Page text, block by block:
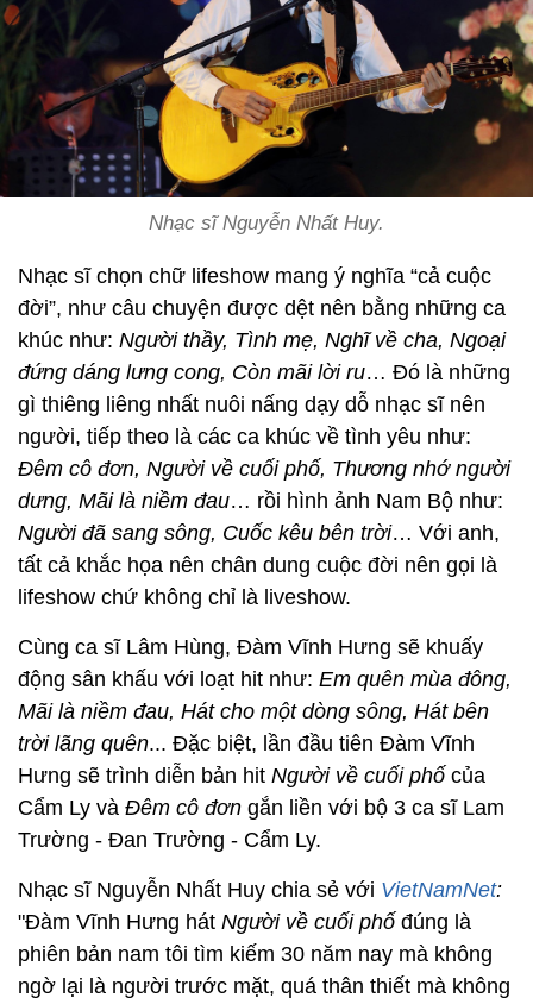
Nhạc sĩ Nguyễn Nhất Huy.
Nhạc sĩ chọn chữ lifeshow mang ý nghĩa “cả cuộc
đời”, như câu chuyện được dệt nên bằng những ca
khúc như: Người thầy, Tình mẹ, Nghĩ về cha, Ngoại
đứng dáng lưng cong, Còn mãi lời ru… Đó là những
gì thiêng liêng nhất nuôi nấng dạy dỗ nhạc sĩ nên
người, tiếp theo là các ca khúc về tình yêu như:
Đêm cô đơn, Người về cuối phố, Thương nhớ người
dưng, Mãi là niềm đau… rồi hình ảnh Nam Bộ như:
Người đã sang sông, Cuốc kêu bên trời… Với anh,
tất cả khắc họa nên chân dung cuộc đời nên gọi là
lifeshow chứ không chỉ là liveshow.
Cùng ca sĩ Lâm Hùng, Đàm Vĩnh Hưng sẽ khuấy
động sân khấu với loạt hit như: Em quên mùa đông,
Mãi là niềm đau, Hát cho một dòng sông, Hát bên
trời lãng quên... Đặc biệt, lần đầu tiên Đàm Vĩnh
Hưng sẽ trình diễn bản hit Người về cuối phố của
Cẩm Ly và Đêm cô đơn gắn liền với bộ 3 ca sĩ Lam
Trường - Đan Trường - Cẩm Ly.
Nhạc sĩ Nguyễn Nhất Huy chia sẻ với VietNamNet:
"Đàm Vĩnh Hưng hát Người về cuối phố đúng là
phiên bản nam tôi tìm kiếm 30 năm nay mà không
ngờ lại là người trước mặt, quá thân thiết mà không